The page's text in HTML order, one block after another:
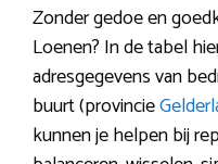
Zonder gedoe en
Loenen? In de tabel
adresgegevens van
buurt (provincie
kunnen je helpen bij